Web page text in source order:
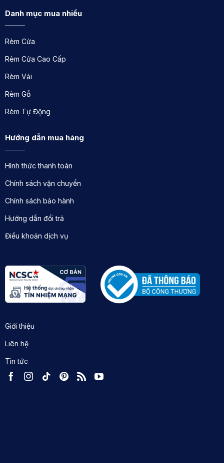
Danh mục mua nhiều
Rèm Cửa
Rèm Cửa Cao Cấp
Rèm Vải
Rèm Gỗ
Rèm Tự Động
Hướng dẫn mua hàng
Hình thức thanh toán
Chính sách vận chuyển
Chính sách bảo hành
Hướng dẫn đổi trả
Điều khoản dịch vụ
Giới thiệu
Liên hệ
Tin tức